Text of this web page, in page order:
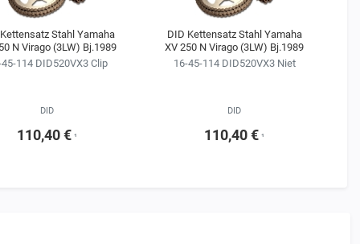
Stahl Yamaha
N Virago (3LW) Bj.1989
114 DID520VX3 Clip
DID
110,40 € ¹
DID Kettensatz Stahl Yamaha
XV 250 N Virago (3LW) Bj.1989
16-45-114 DID520VX3 Niet
DID
110,40 € ¹